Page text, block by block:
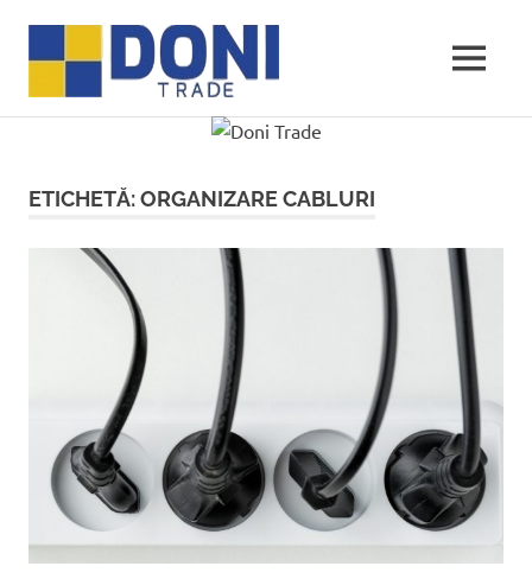
conținut
MENU
ETICHETĂ:ORGANIZARE CABLURI